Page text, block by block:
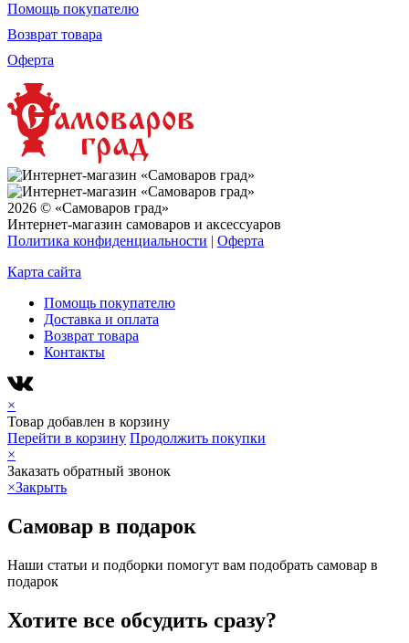
Помощь покупателю
Возврат товара
Оферта
2026 © «Самоваров град»
Интернет-магазин самоваров и аксессуаров
Политика конфиденциальности | Оферта
Карта сайта
Помощь покупателю
Доставка и оплата
Возврат товара
Контакты
×
Товар добавлен в корзину
Перейти в корзину Продолжить покупки
×
Заказать обратный звонок
×Закрыть
Самовар в подарок
Наши статьи и подборки помогут вам подобрать самовар в
подарок
Хотите все обсудить сразу?